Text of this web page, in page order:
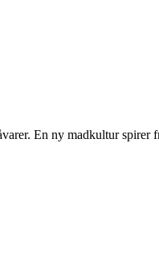
En ny madkultur